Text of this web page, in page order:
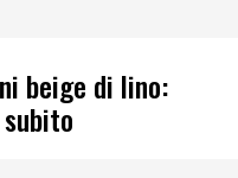
beige di lino: